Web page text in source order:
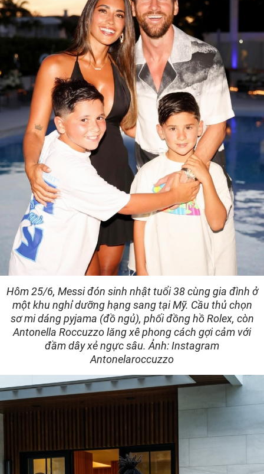
Hôm 25/6, Messi đón sinh nhật tuổi 38 cùng gia đình ở
một khu nghỉ dưỡng hạng sang tại Mỹ. Cầu thủ chọn
sơ mi dáng pyjama (đồ ngủ), phối đồng hồ Rolex, còn
Antonella Roccuzzo lăng xê phong cách gợi cảm với
đầm dây xẻ ngực sâu. Ảnh: Instagram
Antonelaroccuzzo